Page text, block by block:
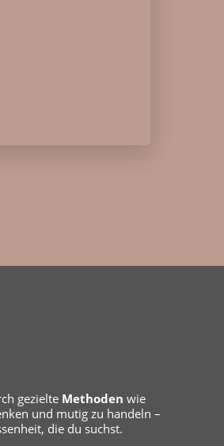
gezielte Methoden wie
und mutig zu handeln –
die du suchst.